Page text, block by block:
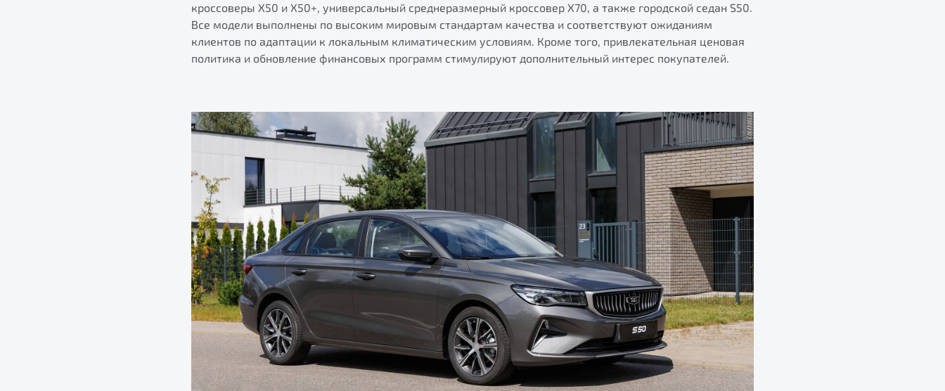
кроссоверы X50 и X50+, универсальный среднеразмерный кроссовер X70, а также городской седан S50.
Все модели выполнены по высоким мировым стандартам качества и соответствуют ожиданиям
клиентов по адаптации к локальным климатическим условиям. Кроме того, привлекательная ценовая
политика и обновление финансовых программ стимулируют дополнительный интерес покупателей.